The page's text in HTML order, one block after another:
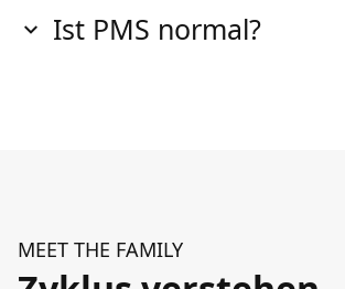
Ist PMS normal?
MEET THE FAMILY